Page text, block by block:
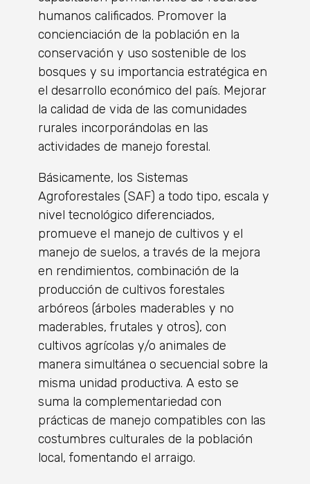
humanos calificados. Promover la
concienciación de la población en la
conservación y uso sostenible de los
bosques y su importancia estratégica en
el desarrollo económico del país. Mejorar
la calidad de vida de las comunidades
rurales incorporándolas en las
actividades de manejo forestal.
Básicamente, los Sistemas
Agroforestales (SAF) a todo tipo, escala y
nivel tecnológico diferenciados,
promueve el manejo de cultivos y el
manejo de suelos, a través de la mejora
en rendimientos, combinación de la
producción de cultivos forestales
arbóreos (árboles maderables y no
maderables, frutales y otros), con
cultivos agrícolas y/o animales de
manera simultánea o secuencial sobre la
misma unidad productiva. A esto se
suma la complementariedad con
prácticas de manejo compatibles con las
costumbres culturales de la población
local, fomentando el arraigo.